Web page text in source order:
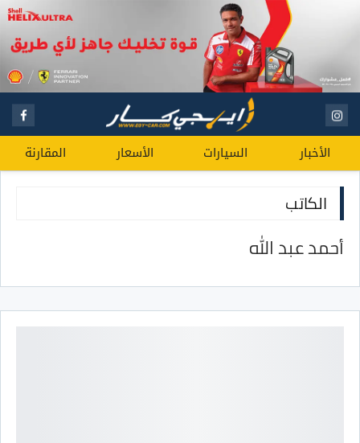
الأخبار السيارات الأسعار المقارنة
الكاتب
أحمد عبد الله